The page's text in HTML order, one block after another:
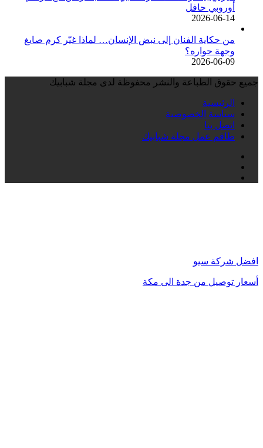
أوروبي حافل
2026-06-14
من حكاية الفنان إلى نبض الإنسان… لماذا غيّر كرم صايغ
وجهة حواره؟
2026-06-09
جميع حقوق الطباعة والنشر محفوظة لدى مجلة شبابيك
الرئيسية
سياسة الخصوصية
اتصل بنا
طاقم عمل مجلة شبابيك
افضل شركة سيو
أسعار توصيل من جدة الى مكة